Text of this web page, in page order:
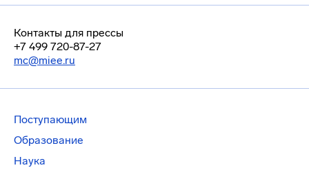
Контакты для прессы
+7 499 720-87-27
mc@miee.ru
Поступающим
Образование
Наука